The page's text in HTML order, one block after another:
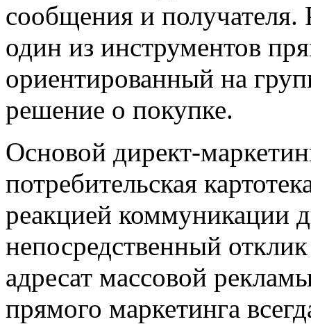
сообщения и
один из инструментов
ориентированный на
решение о покупке.
Основой директ-
потребительская
реакцией коммуникации
непосредственный
адресат массовой
прямого маркетинга